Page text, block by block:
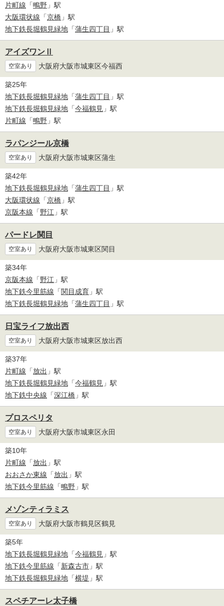
片町線 「鴫野 」駅
大阪環状線 「京橋 」駅
地下鉄長堀鶴見緑地 「蒲生四丁目 」駅
アイズワンⅡ
空室あり 大阪府大阪市城東区今福西
築25年
地下鉄長堀鶴見緑地 「蒲生四丁目 」駅
地下鉄長堀鶴見緑地 「今福鶴見 」駅
片町線 「鴫野 」駅
ラパンジール京橋
空室あり 大阪府大阪市城東区蒲生
築42年
地下鉄長堀鶴見緑地 「蒲生四丁目 」駅
大阪環状線 「京橋 」駅
京阪本線 「野江 」駅
パードレ関目
空室あり 大阪府大阪市城東区関目
築34年
京阪本線 「野江 」駅
地下鉄今里筋線 「関目成育 」駅
地下鉄長堀鶴見緑地 「蒲生四丁目 」駅
日宝ライフ放出西
空室あり 大阪府大阪市城東区放出西
築37年
片町線 「放出 」駅
地下鉄長堀鶴見緑地 「今福鶴見 」駅
地下鉄中央線 「深江橋 」駅
プロスペリタ
空室あり 大阪府大阪市城東区永田
築10年
片町線 「放出 」駅
おおさか東線 「放出 」駅
地下鉄今里筋線 「鴫野 」駅
メゾンティラミス
空室あり 大阪府大阪市鶴見区鶴見
築5年
地下鉄長堀鶴見緑地 「今福鶴見 」駅
地下鉄今里筋線 「新森古市 」駅
地下鉄長堀鶴見緑地 「横堤 」駅
スペチアーレ太子橋